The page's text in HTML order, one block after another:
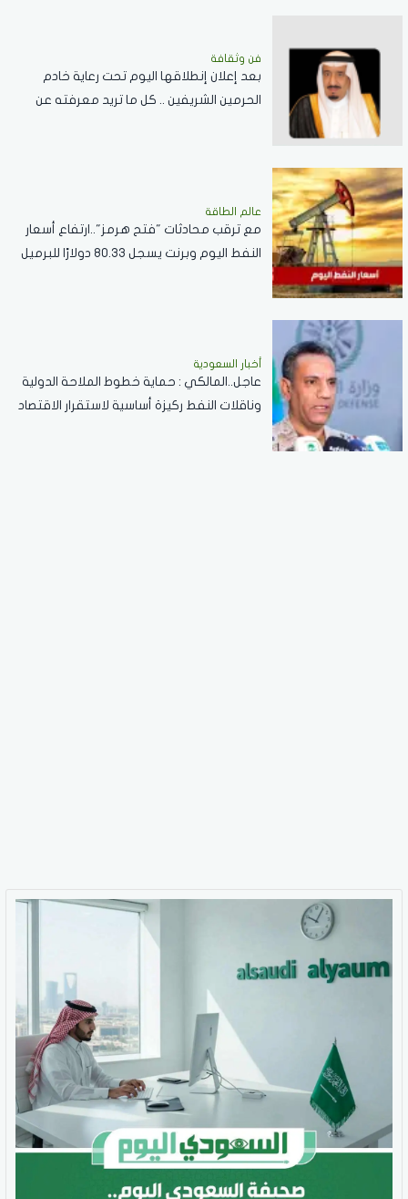
فن وثقافة
بعد إعلان إنطلاقها اليوم تحت رعاية خادم
الحرمين الشريفين .. كل ما تريد معرفته عن
عالم الطاقة
مع ترقب محادثات "فتح هرمز"..ارتفاع أسعار
النفط اليوم وبرنت يسجل 80.33 دولارًا للبرميل
أخبار السعودية
عاجل..المالكي : حماية خطوط الملاحة الدولية
وناقلات النفط ركيزة أساسية لاستقرار الاقتصاد